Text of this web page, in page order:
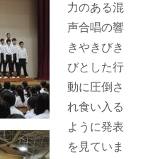
力のある混
声合唱の響
きやきびき
びとした行
動に圧倒さ
れ食い入る
ように発表
を見ていま